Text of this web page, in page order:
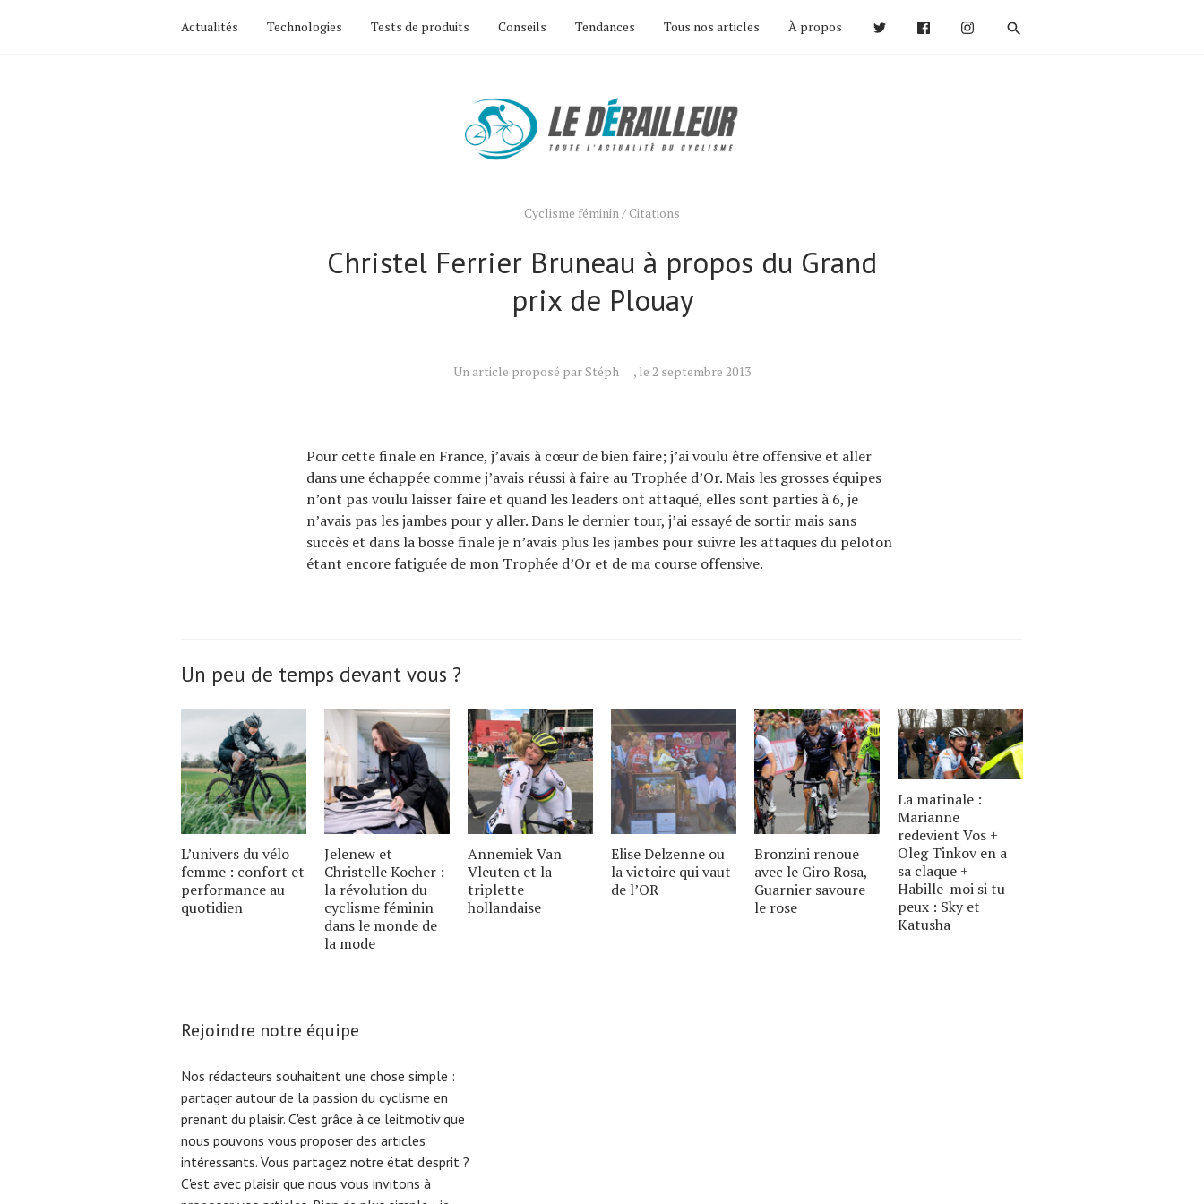
Actualités Technologies Tests de produits Conseils Tendances Tous nos articles À propos
Cyclisme féminin/ Citations
Christel Ferrier Bruneau à propos du Grand
prix de Plouay
Un article proposé par Stéph , le 2 septembre 2013
Pour cette finale en France, j’avais à cœur de bien faire; j’ai voulu être offensive et aller
dans une échappée comme j’avais réussi à faire au Trophée d’Or. Mais les grosses équipes
n’ont pas voulu laisser faire et quand les leaders ont attaqué, elles sont parties à 6, je
n’avais pas les jambes pour y aller. Dans le dernier tour, j’ai essayé de sortir mais sans
succès et dans la bosse finale je n’avais plus les jambes pour suivre les attaques du peloton
étant encore fatiguée de mon Trophée d’Or et de ma course offensive.
Un peu de temps devant vous ?
L’univers du vélo
femme : confort et
performance au
quotidien
Jelenew et
Christelle Kocher :
la révolution du
cyclisme féminin
dans le monde de
la mode
Annemiek Van
Vleuten et la
triplette
hollandaise
Elise Delzenne ou
la victoire qui vaut
de l’OR
Bronzini renoue
avec le Giro Rosa,
Guarnier savoure
le rose
La matinale :
Marianne
redevient Vos +
Oleg Tinkov en a
sa claque +
Habille-moi si tu
peux : Sky et
Katusha
Rejoindre notre équipe
Nos rédacteurs souhaitent une chose simple :
partager autour de la passion du cyclisme en
prenant du plaisir. C'est grâce à ce leitmotiv que
nous pouvons vous proposer des articles
intéressants. Vous partagez notre état d'esprit ?
C'est avec plaisir que nous vous invitons à